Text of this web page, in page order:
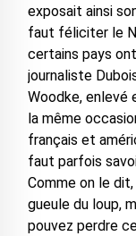
exposait ainsi
faut féliciter le
certains pays
journaliste
Woodke, enlevé
la même
français et
faut parfois
Comme on le
gueule du loup,
pouvez perdre